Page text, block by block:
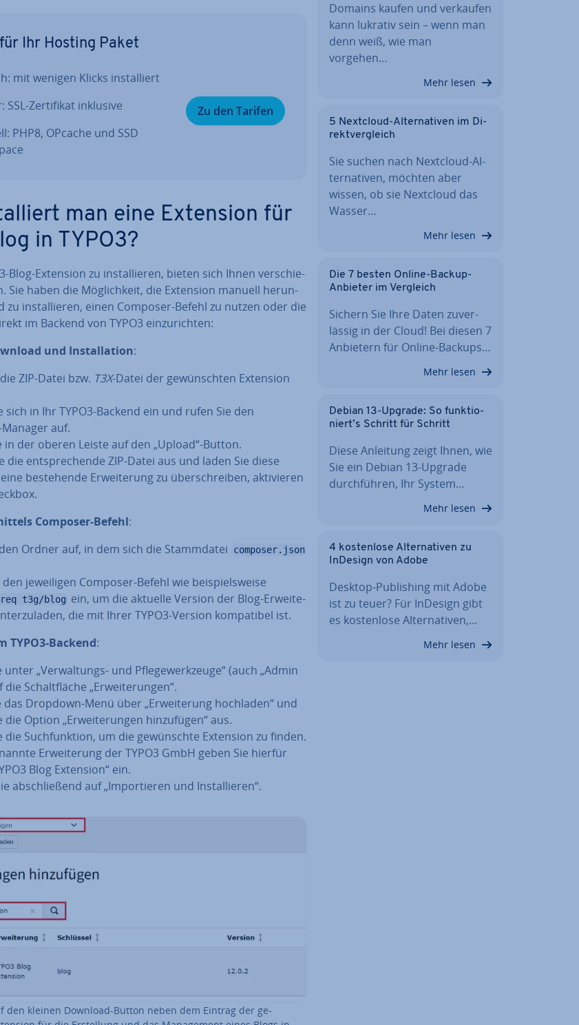
für Ihr Hosting Paket
mit wenigen Klicks in­stal­liert
SSL-Zer­ti­fi­kat inklusive
PHP8, OPcache und SSD
Zu den Tarifen
man eine Extension für
in TYPO3?
Blog-Extension zu in­stal­lie­ren, bieten sich Ihnen ver­schie­
Sie haben die Mög­lich­keit, die Extension manuell her­un­
zu in­stal­lie­ren, einen Composer-Befehl zu nutzen oder die
im Backend von TYPO3 ein­zu­rich­ten:
und In­stal­la­ti­on:
ZIP-Datei bzw. T3X-Datei der ge­wünsch­ten Extension
sich in Ihr TYPO3-Backend ein und rufen Sie den
auf.
in der oberen Leiste auf den „Upload“-Button.
die ent­spre­chen­de ZIP-Datei aus und laden Sie diese
be­stehen­de Er­wei­te­rung zu über­schrei­ben, ak­ti­vie­ren
Composer-Befehl:
Ordner auf, in dem sich die Stamm­da­tei
composer.json
den je­wei­li­gen Composer-Befehl wie bei­spiels­wei­se
req t3g/blog ein, um die aktuelle Version der Blog-Er­wei­te­
die mit Ihrer TYPO3-Version kom­pa­ti­bel ist.
Backend:
unter „Ver­wal­tungs- und Pfle­ge­werk­zeu­ge“ (auch „Admin
die Schalt­flä­che „Er­wei­te­run­gen“.
das Dropdown-Menü über „Er­wei­te­rung hochladen“ und
die Option „Er­wei­te­run­gen hin­zu­fü­gen“ aus.
die Such­funk­ti­on, um die ge­wünsch­te Extension zu finden.
Er­wei­te­rung der TYPO3 GmbH geben Sie hierfür
Blog Extension“ ein.
ab­schlie­ßend auf „Im­por­tie­ren und In­stal­lie­ren“.
den kleinen Download-Button neben dem Eintrag der ge­
Domains kaufen und verkaufen
kann lukrativ sein – wenn man
denn weiß, wie man
vorgehen…
Mehr lesen
5 Nextcloud-Al­ter­na­ti­ven im Di­
rekt­ver­gleich
Sie suchen nach Nextcloud-Al­
ter­na­ti­ven, möchten aber
wissen, ob sie Nextcloud das
Wasser…
Mehr lesen
Die 7 besten Online-Backup-
Anbieter im Vergleich
Sichern Sie Ihre Daten zu­ver­
läs­sig in der Cloud! Bei diesen 7
Anbietern für Online-Backups…
Mehr lesen
Debian 13-Upgrade: So funk­tio­
niert’s Schritt für Schritt
Diese Anleitung zeigt Ihnen, wie
Sie ein Debian 13-Upgrade
durch­füh­ren, Ihr System…
Mehr lesen
4 kos­ten­lo­se Al­ter­na­ti­ven zu
InDesign von Adobe
Desktop-Pu­bli­shing mit Adobe
ist zu teuer? Für InDesign gibt
es kos­ten­lo­se Al­ter­na­ti­ven,…
Mehr lesen